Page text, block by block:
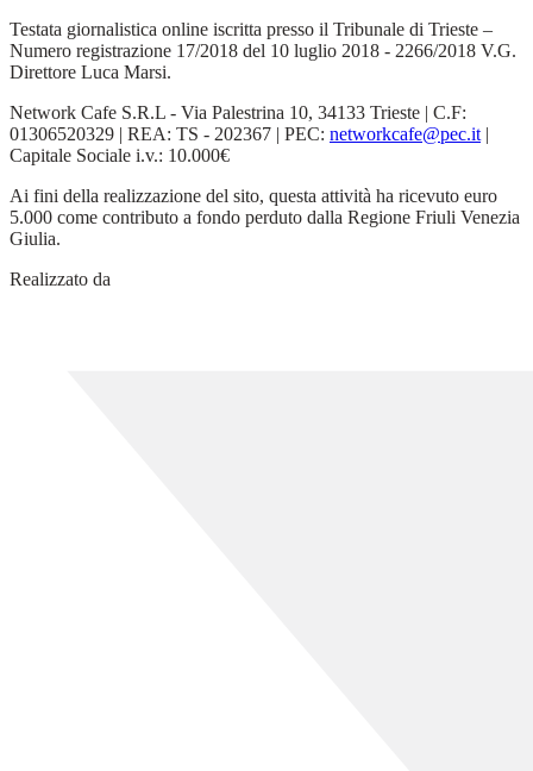
Testata giornalistica online iscritta presso il Tribunale di Trieste –
Numero registrazione 17/2018 del 10 luglio 2018 - 2266/2018 V.G.
Direttore Luca Marsi.
Network Cafe S.R.L - Via Palestrina 10, 34133 Trieste | C.F:
01306520329 | REA: TS - 202367 | PEC: networkcafe@pec.it |
Capitale Sociale i.v.: 10.000€
Ai fini della realizzazione del sito, questa attività ha ricevuto euro
5.000 come contributo a fondo perduto dalla Regione Friuli Venezia
Giulia.
Realizzato da